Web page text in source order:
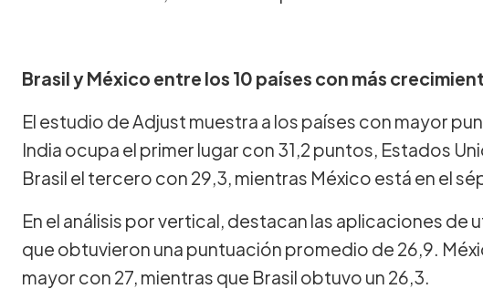
Brasil y México entre los 10 países con más
El estudio de Adjust muestra a los países con mayor
India ocupa el primer lugar con 31,2 puntos, Estados
Brasil el tercero con 29,3, mientras México está en el
En el análisis por vertical, destacan las aplicaciones de
que obtuvieron una puntuación promedio de 26,9.
mayor con 27, mientras que Brasil obtuvo un 26,3.